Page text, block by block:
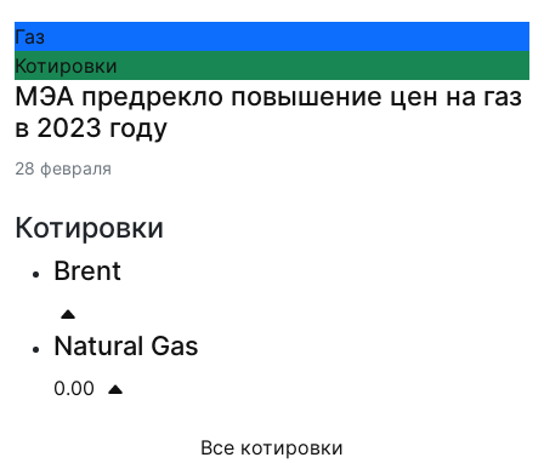
Газ
Котировки
МЭА предрекло повышение цен на газ
в 2023 году
28 февраля
Котировки
Brent
Natural Gas
0.00
Все котировки